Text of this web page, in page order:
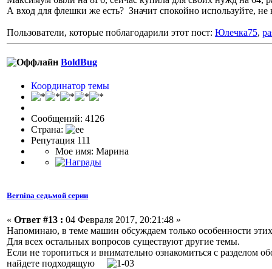
А вход для флешки же есть? Значит спокойно используйте, не
Пользователи, которые поблагодарили этот пост: Юлечка75,
BoldBug
Координатор темы
Сообщений: 4126
Страна:
Репутация 111
Мое имя: Марина
Bernina седьмой серии
« Ответ #13 : 04 Февраля 2017, 20:21:48 »
Напоминаю, в теме машин обсуждаем только особенности
Для всех остальных вопросов существуют другие темы.
Если не торопиться и внимательно ознакомиться с разделом
найдете подходящую